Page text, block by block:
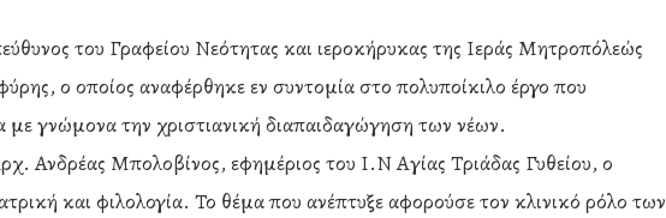
του Γραφείου Νεότητας και ιεροκήρυκας της Ιεράς Μητροπόλεώς
ο οποίος αναφέρθηκε εν συντομία στο πολυποίκιλο έργο που
με γνώμονα την χριστιανική διαπαιδαγώγηση των νέων.
Ανδρέας Μπολοβίνος, εφημέριος του Ι.Ν Αγίας Τριάδας Γυθείου, ο
και φιλολογία. Το θέμα που ανέπτυξε αφορούσε τον κλινικό ρόλο των